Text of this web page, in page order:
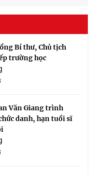
Bí thư, Chủ tịch
trường học
Văn Giang trình
danh, hạn tuổi sĩ